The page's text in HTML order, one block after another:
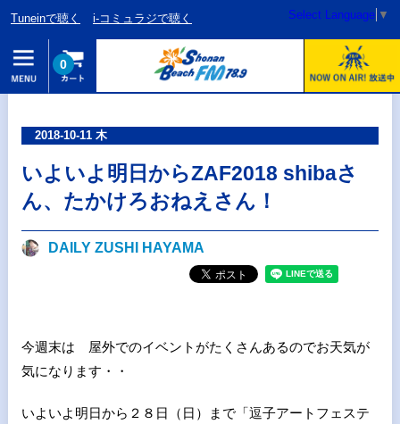
Tuneinで聴く i-コミュラジで聴く Select Language ▼
0
2018-10-11 木
いよいよ明日からZAF2018 shibaさ
ん、たかけろおねえさん！
DAILY ZUSHI HAYAMA
今週末は 屋外でのイベントがたくさんあるのでお天気が
気になります・・
いよいよ明日から２８日（日）まで「逗子アートフェステ